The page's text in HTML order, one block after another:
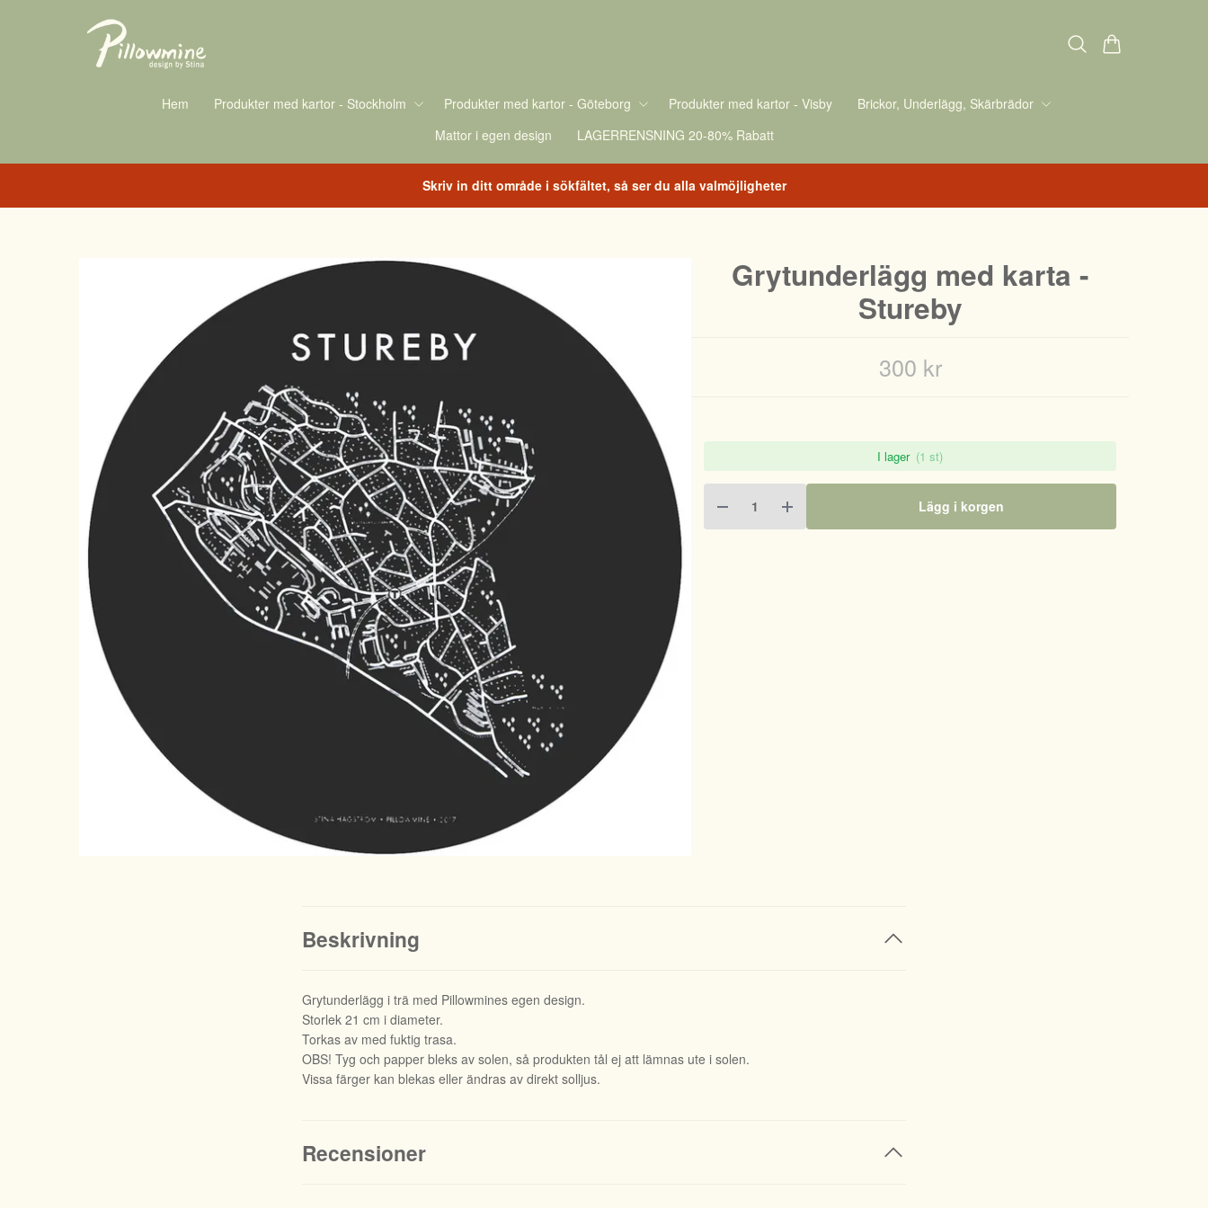
Hem Produkter med kartor - Stockholm Produkter med kartor - Göteborg Produkter med kartor - Visby
Brickor, Underlägg, Skärbrädor
Mattor i egen design
LAGERRENSNING 20-80% Rabatt
Skriv in ditt område i sökfältet, så ser du alla valmöjligheter
Grytunderlägg med karta -
Stureby
300 kr
I lager (1 st)
Lägg i korgen
Beskrivning
Grytunderlägg i trä med Pillowmines egen design.
Storlek 21 cm i diameter.
Torkas av med fuktig trasa.
OBS! Tyg och papper bleks av solen, så produkten tål ej att lämnas ute i solen.
Vissa färger kan blekas eller ändras av direkt solljus.
Recensioner